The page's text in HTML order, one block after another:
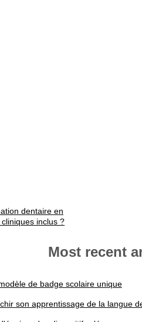
dentaire en
inclus ?
Most recent
de badge scolaire unique
son apprentissage de la langue